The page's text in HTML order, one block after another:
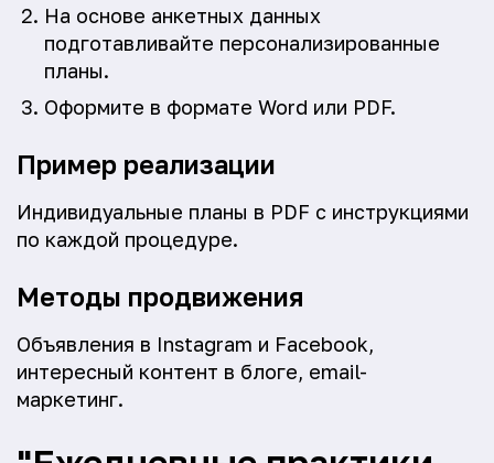
На основе анкетных данных
подготавливайте персонализированные
планы.
Оформите в формате Word или PDF.
Пример реализации
Индивидуальные планы в PDF с инструкциями
по каждой процедуре.
Методы продвижения
Объявления в Instagram и Facebook,
интересный контент в блоге, email-
маркетинг.